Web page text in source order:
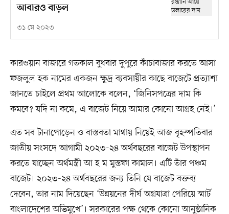
আবারও বাড়ল
৩১ মে ২০২৩
কারওয়ান বাজারে গতকাল বুধবার দুপুরে কাঁচাবাজার করতে আসা
ফজলুল হক নামের একজন ক্ষুদ্র ব্যবসায়ীর কাছে বাজেটে প্রত্যাশা
জানতে চাইলে প্রথম আলোকে বলেন, ‘জিনিসপত্রের দাম কি
কমবে? যদি না কমে, এ বাজেট নিয়ে আমার কোনো আগ্রহ নেই।’
এত সব টানাপোড়েন ও বাস্তবতা মাথায় নিয়েই আজ বৃহস্পতিবার
জাতীয় সংসদে আগামী ২০২৩-২৪ অর্থবছরের বাজেট উপস্থাপন
করতে যাচ্ছেন অর্থমন্ত্রী আ হ ম মুস্তফা কামাল। এটি তাঁর পঞ্চম
বাজেট। ২০২৩-২৪ অর্থবছরের জন্য তিনি যে বাজেট বক্তব্য
দেবেন, তার নাম দিয়েছেন ‘উন্নয়নের দীর্ঘ অগ্রযাত্রা পেরিয়ে স্মার্ট
বাংলাদেশের অভিমুখে’। সরকারের পক্ষ থেকে কোনো আনুষ্ঠানিক